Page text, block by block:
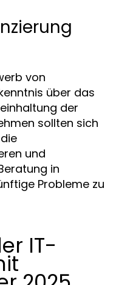
von
über das
der
sollten sich
und
in
Probleme zu
IT-